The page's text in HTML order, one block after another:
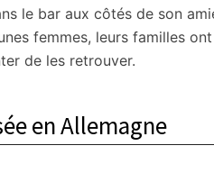
le bar aux côtés de son
femmes, leurs familles
de les retrouver.
en Allemagne